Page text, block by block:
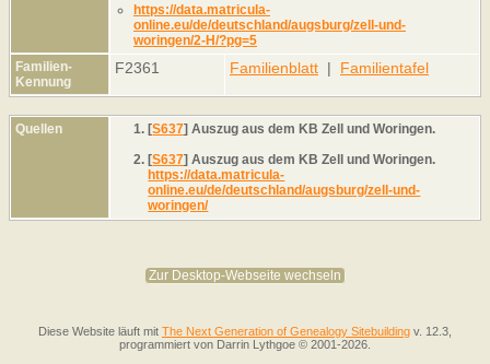
https://data.matricula-
online.eu/de/deutschland/augsburg/zell-und-
woringen/2-H/?pg=5
Familien-
Kennung
F2361 Familienblatt | Familientafel
Quellen [S637] Auszug aus dem KB Zell und Woringen.
[S637] Auszug aus dem KB Zell und Woringen.
https://data.matricula-
online.eu/de/deutschland/augsburg/zell-und-
woringen/
Zur Desktop-Webseite wechseln
Diese Website läuft mit The Next Generation of Genealogy Sitebuilding v. 12.3,
programmiert von Darrin Lythgoe © 2001-2026.